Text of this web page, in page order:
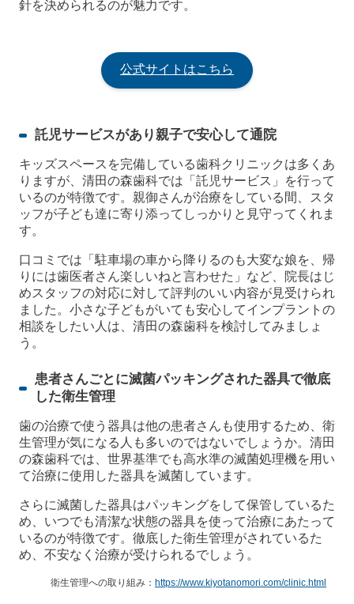
針を決められるのが魅力です。
公式サイトはこちら
託児サービスがあり親子で安心して通院
キッズスペースを完備している歯科クリニックは多くあ
りますが、清田の森歯科では「託児サービス」を行って
いるのが特徴です。親御さんが治療をしている間、スタ
ッフが子ども達に寄り添ってしっかりと見守ってくれま
す。
口コミでは「駐車場の車から降りるのも大変な娘を、帰
りには歯医者さん楽しいねと言わせた」など、院長はじ
めスタッフの対応に対して評判のいい内容が見受けられ
ました。小さな子どもがいても安心してインプラントの
相談をしたい人は、清田の森歯科を検討してみましょ
う。
患者さんごとに滅菌パッキングされた器具で徹底
した衛生管理
歯の治療で使う器具は他の患者さんも使用するため、衛
生管理が気になる人も多いのではないでしょうか。清田
の森歯科では、世界基準でも高水準の滅菌処理機を用い
て治療に使用した器具を滅菌しています。
さらに滅菌した器具はパッキングをして保管しているた
め、いつでも清潔な状態の器具を使って治療にあたって
いるのが特徴です。徹底した衛生管理がされているた
め、不安なく治療が受けられるでしょう。
衛生管理への取り組み： https://www.kiyotanomori.com/clinic.html